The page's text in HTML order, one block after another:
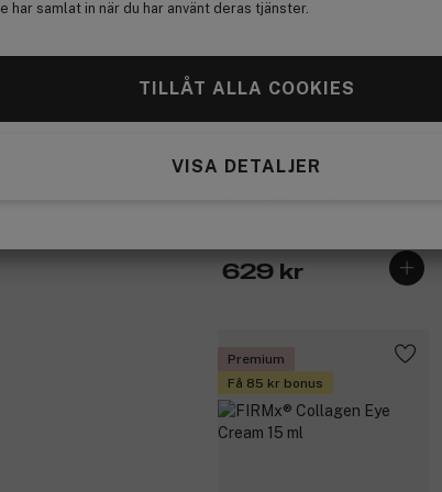
har samlat in när du har använt deras tjänster.
TILLÅT ALLA COOKIES
VISA DETALJER
629 kr
Premium
Få 85 kr bonus